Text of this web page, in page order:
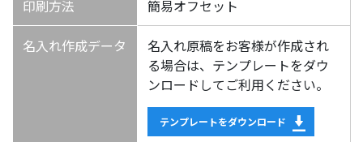
印刷方法 簡易オフセット
名入れ作成データ
名入れ原稿をお客様が作成され
る場合は、テンプレートをダウ
ンロードしてご利用ください。
テンプレートをダウンロード